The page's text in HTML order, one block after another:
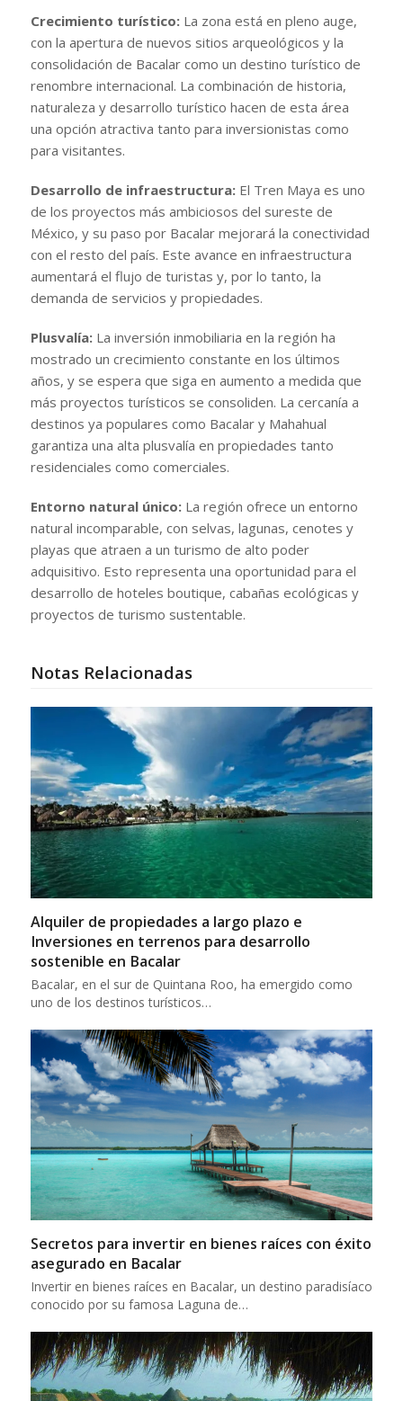
Crecimiento turístico:La zona está en pleno auge,
con la apertura de nuevos sitios arqueológicos y la
consolidación de Bacalar como un destino turístico de
renombre internacional. La combinación de historia,
naturaleza y desarrollo turístico hacen de esta área
una opción atractiva tanto para inversionistas como
para visitantes.
Desarrollo de infraestructura:El Tren Maya es uno
de los proyectos más ambiciosos del sureste de
México, y su paso por Bacalar mejorará la conectividad
con el resto del país. Este avance en infraestructura
aumentará el flujo de turistas y, por lo tanto, la
demanda de servicios y propiedades.
Plusvalía:La inversión inmobiliaria en la región ha
mostrado un crecimiento constante en los últimos
años, y se espera que siga en aumento a medida que
más proyectos turísticos se consoliden. La cercanía a
destinos ya populares como Bacalar y Mahahual
garantiza una alta plusvalía en propiedades tanto
residenciales como comerciales.
Entorno natural único:La región ofrece un entorno
natural incomparable, con selvas, lagunas, cenotes y
playas que atraen a un turismo de alto poder
adquisitivo. Esto representa una oportunidad para el
desarrollo de hoteles boutique, cabañas ecológicas y
proyectos de turismo sustentable.
Notas Relacionadas
Alquiler de propiedades a largo plazo e
Inversiones en terrenos para desarrollo
sostenible en Bacalar
Bacalar, en el sur de Quintana Roo, ha emergido como
uno de los destinos turísticos…
Secretos para invertir en bienes raíces con éxito
asegurado en Bacalar
Invertir en bienes raíces en Bacalar, un destino paradisíaco
conocido por su famosa Laguna de…